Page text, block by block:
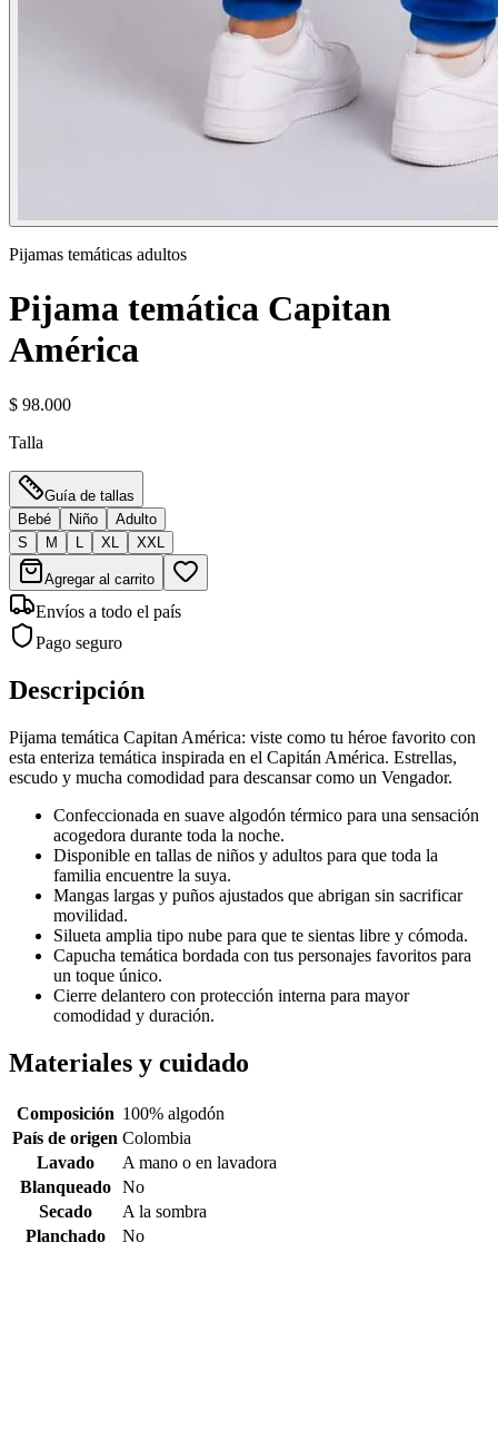
Pijamas temáticas adultos
Pijama temática Capitan
América
$ 98.000
Talla
Guía de tallas
Bebé
Niño
Adulto
S
M XL XXL
Agregar al carrito
Envíos a todo el país
Pago seguro
Descripción
Pijama temática Capitan América: viste como tu héroe favorito con
esta enteriza temática inspirada en el Capitán América. Estrellas,
escudo y mucha comodidad para descansar como un Vengador.
Confeccionada en suave algodón térmico para una sensación
acogedora durante toda la noche.
Disponible en tallas de niños y adultos para que toda la
familia encuentre la suya.
Mangas largas y puños ajustados que abrigan sin sacrificar
movilidad.
Silueta amplia tipo nube para que te sientas libre y cómoda.
Capucha temática bordada con tus personajes favoritos para
un toque único.
Cierre delantero con protección interna para mayor
comodidad y duración.
Materiales y cuidado
Composición 100% algodón
País de origen Colombia
Lavado
A mano o en lavadora
Blanqueado
No
Secado
A la sombra
Planchado
No